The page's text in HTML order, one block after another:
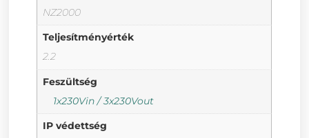
NZ2000
Teljesítményérték
2.2
Feszültség
1x230Vin / 3x230Vout
IP védettség